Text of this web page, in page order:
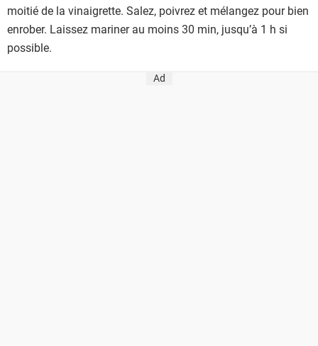
moitié de la vinaigrette. Salez, poivrez et mélangez pour bien
enrober. Laissez mariner au moins 30 min, jusqu’à 1 h si
possible.
Ad